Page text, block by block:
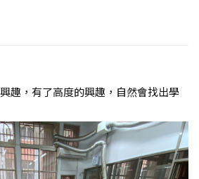
趣，有了高度的興趣，自然會找出學